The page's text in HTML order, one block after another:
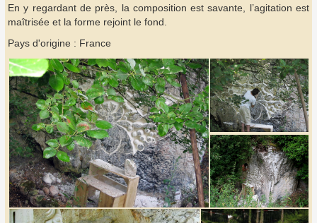
En y regardant de près, la composition est savante, l’agitation est
maîtrisée et la forme rejoint le fond.
Pays d'origine : France